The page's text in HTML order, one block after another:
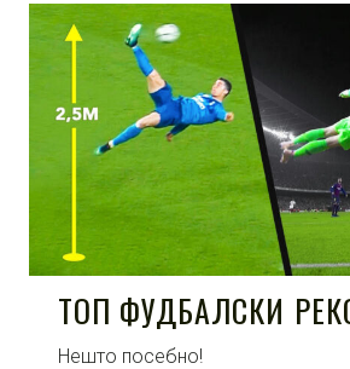
ТОП ФУДБАЛСКИ
Нешто посебно!